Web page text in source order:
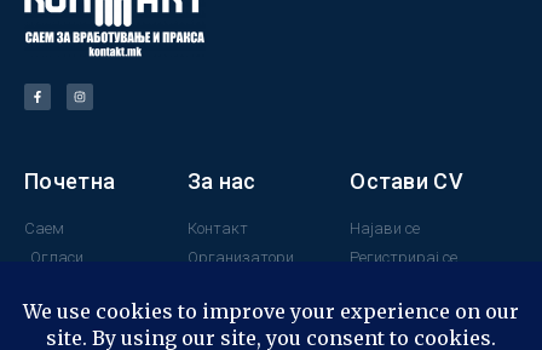
Почетна
Саем
Огласи
За нас
Контакт
Организатори
Минатогодишни
учесници
Остави CV
Најави се
Регистрирај се